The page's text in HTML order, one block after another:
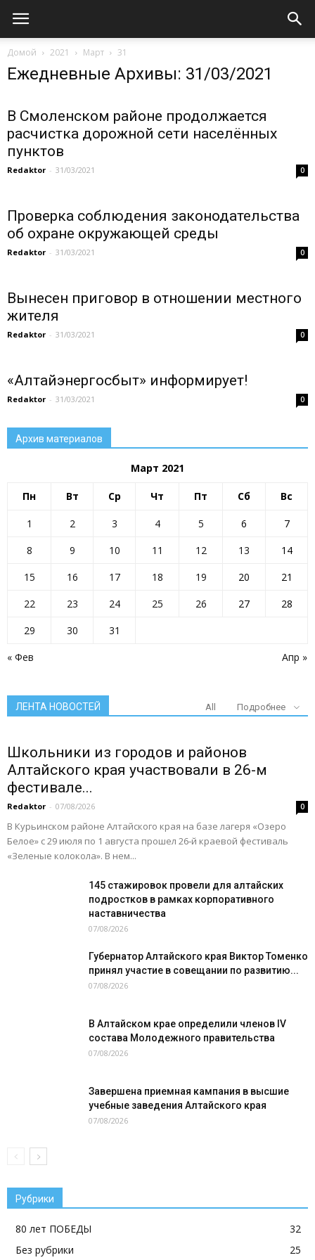
Домой 2021 Март 31
Ежедневные Архивы: 31/03/2021
В Смоленском районе продолжается
расчистка дорожной сети населённых
пунктов
Redaktor - 31/03/2021 0
Проверка соблюдения законодательства
об охране окружающей среды
Redaktor - 31/03/2021 0
Вынесен приговор в отношении местного
жителя
Redaktor - 31/03/2021 0
«Алтайэнергосбыт» информирует!
Redaktor - 31/03/2021 0
Архив материалов
Март 2021
Пн Вт Ср Чт Пт Сб Вс
« Фев Апр »
1 2 3 4 5 6
7
8
9 10 11 12 13
14
15
16 17 18 19 20
21
22
23 24 25 26 27
28
29
30 31
ЛЕНТА НОВОСТЕЙ All Подробнее
Школьники из городов и районов
Алтайского края участвовали в 26-м
фестивале...
Redaktor - 07/08/2026 0
В Курьинском районе Алтайского края на базе лагеря «Озеро
Белое» с 29 июля по 1 августа прошел 26‑й краевой фестиваль
«Зеленые колокола». В нем...
145 стажировок провели для алтайских
подростков в рамках корпоративного
наставничества
07/08/2026
Губернатор Алтайского края Виктор Томенко
принял участие в совещании по развитию...
07/08/2026
В Алтайском крае определили членов IV
состава Молодежного правительства
07/08/2026
Завершена приемная кампания в высшие
учебные заведения Алтайского края
07/08/2026
Рубрики
80 лет ПОБЕДЫ
32
Без рубрики
25